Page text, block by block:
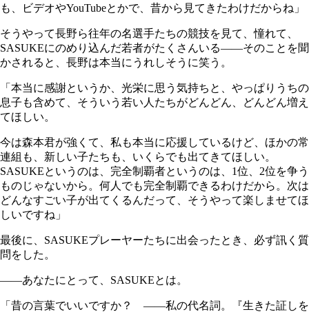
も、ビデオやYouTubeとかで、昔から見てきたわけだからね」
そうやって長野ら往年の名選手たちの競技を見て、憧れて、
SASUKEにのめり込んだ若者がたくさんいる――そのことを聞
かされると、長野は本当にうれしそうに笑う。
「本当に感謝というか、光栄に思う気持ちと、やっぱりうちの
息子も含めて、そういう若い人たちがどんどん、どんどん増え
てほしい。
今は森本君が強くて、私も本当に応援しているけど、ほかの常
連組も、新しい子たちも、いくらでも出てきてほしい。
SASUKEというのは、完全制覇者というのは、1位、2位を争う
ものじゃないから。何人でも完全制覇できるわけだから。次は
どんなすごい子が出てくるんだって、そうやって楽しませてほ
しいですね」
最後に、SASUKEプレーヤーたちに出会ったとき、必ず訊く質
問をした。
――あなたにとって、SASUKEとは。
「昔の言葉でいいですか？ ――私の代名詞。『生きた証しを